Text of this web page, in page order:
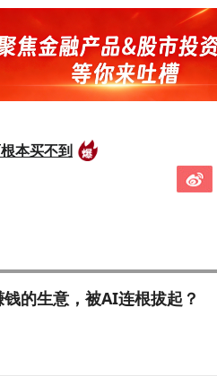
本买不到
的生意，被AI连根拔起？